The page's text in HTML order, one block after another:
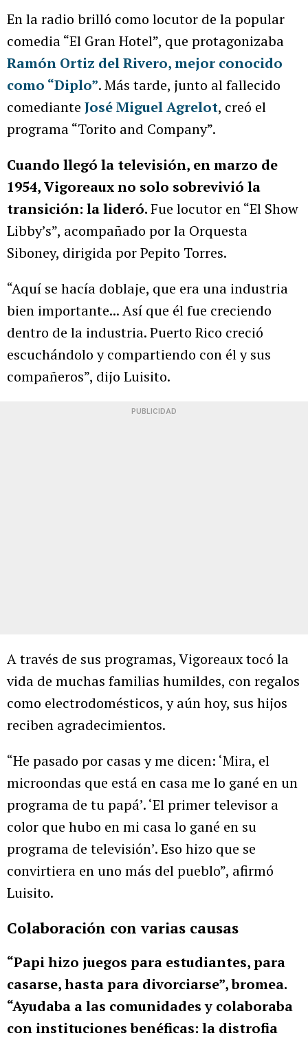
En la radio brilló como locutor de la popular
comedia “El Gran Hotel”, que protagonizaba
Ramón Ortiz del Rivero, mejor conocido
como “Diplo”. Más tarde, junto al fallecido
comediante José Miguel Agrelot, creó el
programa “Torito and Company”.
Cuando llegó la televisión, en marzo de
1954, Vigoreaux no solo sobrevivió la
transición: la lideró.Fue locutor en “El Show
Libby’s”, acompañado por la Orquesta
Siboney, dirigida por Pepito Torres.
“Aquí se hacía doblaje, que era una industria
bien importante... Así que él fue creciendo
dentro de la industria. Puerto Rico creció
escuchándolo y compartiendo con él y sus
compañeros”, dijo Luisito.
PUBLICIDAD
A través de sus programas, Vigoreaux tocó la
vida de muchas familias humildes, con regalos
como electrodomésticos, y aún hoy, sus hijos
reciben agradecimientos.
“He pasado por casas y me dicen: ‘Mira, el
microondas que está en casa me lo gané en un
programa de tu papá’. ‘El primer televisor a
color que hubo en mi casa lo gané en su
programa de televisión’. Eso hizo que se
convirtiera en uno más del pueblo”, afirmó
Luisito.
Colaboración con varias causas
“Papi hizo juegos para estudiantes, para
casarse, hasta para divorciarse”, bromea.
“Ayudaba a las comunidades y colaboraba
con instituciones benéficas: la distrofia